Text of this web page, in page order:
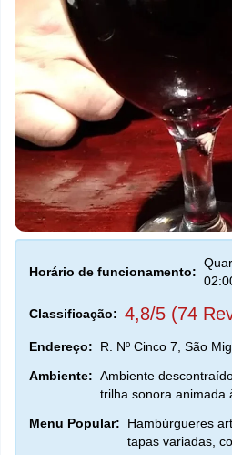
Horário de funcionamento:
Classificação: 4,8/5 (74
Endereço:
R. Nº Cinco 7, São
Ambiente: Ambiente
trilha sonora animada
Menu Popular:
Hambúrgueres
tapas variadas,